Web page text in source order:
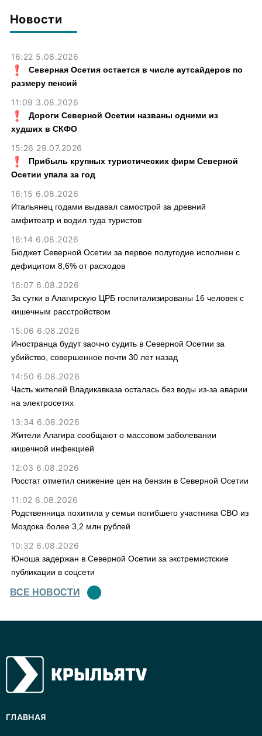
Новости
16:22 5.08.2026
Северная Осетия остается в числе аутсайдеров по
размеру пенсий
11:09 3.08.2026
Дороги Северной Осетии названы одними из
худших в СКФО
15:26 29.07.2026
Прибыль крупных туристических фирм Северной
Осетии упала за год
16:15 6.08.2026
Итальянец годами выдавал самострой за древний
амфитеатр и водил туда туристов
16:14 6.08.2026
Бюджет Северной Осетии за первое полугодие исполнен с
дефицитом 8,6% от расходов
16:07 6.08.2026
За сутки в Алагирскую ЦРБ госпитализированы 16 человек с
кишечным расстройством
15:06 6.08.2026
Иностранца будут заочно судить в Северной Осетии за
убийство, совершенное почти 30 лет назад
14:50 6.08.2026
Часть жителей Владикавказа осталась без воды из-за аварии
на электросетях
13:34 6.08.2026
Жители Алагира сообщают о массовом заболевании
кишечной инфекцией
12:03 6.08.2026
Росстат отметил снижение цен на бензин в Северной Осетии
11:02 6.08.2026
Родственница похитила у семьи погибшего участника СВО из
Моздока более 3,2 млн рублей
10:32 6.08.2026
Юноша задержан в Северной Осетии за экстремистские
публикации в соцсети
ВСЕ НОВОСТИ
ГЛАВНАЯ